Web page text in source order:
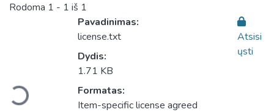
Rodoma 1 - 1 iš 1
Įkeliama...
Pavadinimas:
license.txt
Dydis:
1.71 KB
Formatas:
Item-specific license agreed
Atsisi
ųsti